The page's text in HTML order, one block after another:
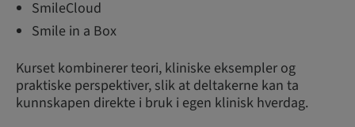
SmileCloud
Smile in a Box
Kurset kombinerer teori, kliniske eksempler og
praktiske perspektiver, slik at deltakerne kan ta
kunnskapen direkte i bruk i egen klinisk hverdag.